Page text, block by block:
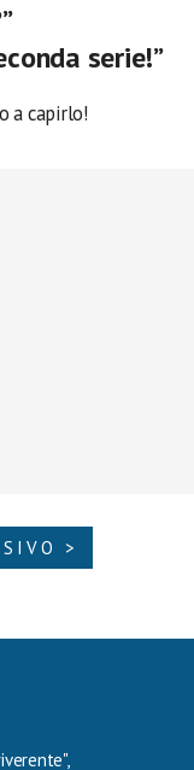
serie!”
a capirlo!
>